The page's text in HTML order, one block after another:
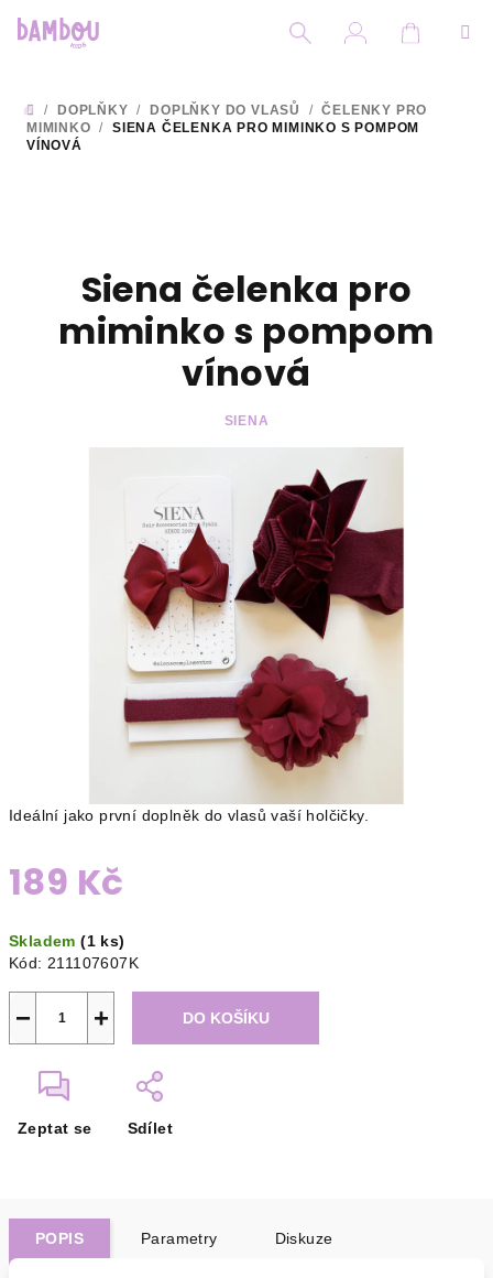
DOMŮ
/ DOPLŇKY / DOPLŇKY DO VLASŮ / ČELENKY PRO
MIMINKO
/ SIENA ČELENKA PRO MIMINKO S POMPOM
VÍNOVÁ
Ideální jako první doplněk do vlasů vaší holčičky.
189 Kč
cena:
Skladem(1 ks)
Kód: 211107607K
+
− DO KOŠÍKU
Zeptat se Sdílet
Siena čelenka pro
miminko s pompom
vínová
SIENA
POPIS Parametry Diskuze